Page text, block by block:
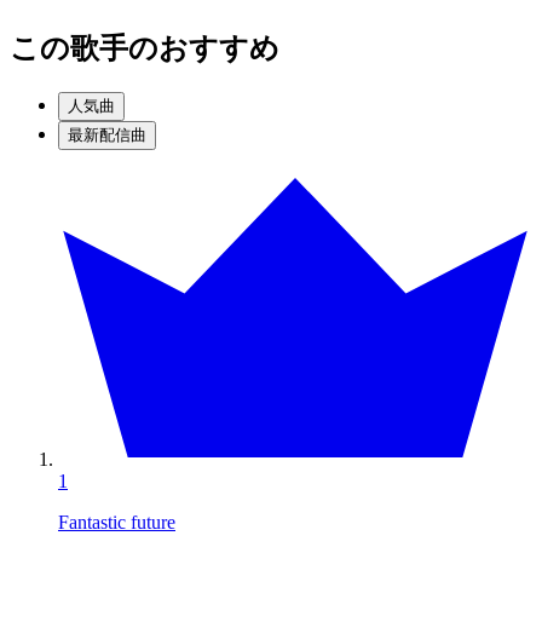
この歌手のおすすめ
人気曲
最新配信曲
1
Fantastic future